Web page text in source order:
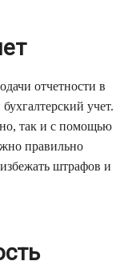
отчетности в
учет.
так и с помощью
правильно
штрафов и